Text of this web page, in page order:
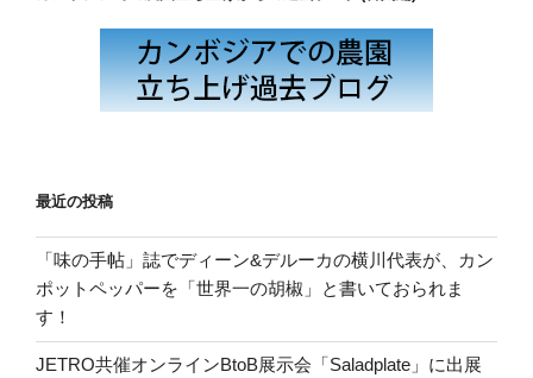
最近の投稿
「味の手帖」誌でディーン&デルーカの横川代表が、カン
ポットペッパーを「世界一の胡椒」と書いておられま
す！
JETRO共催オンラインBtoB展示会「Saladplate」に出展